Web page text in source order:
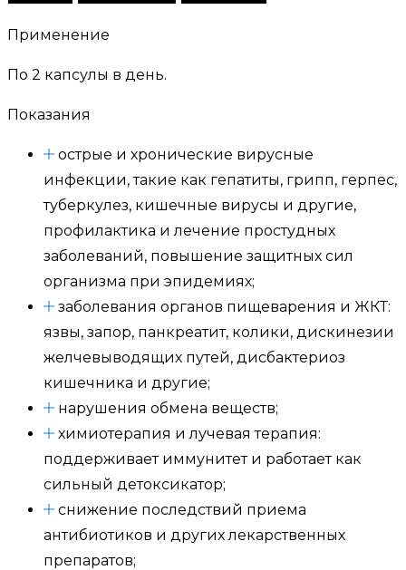
Применение
По 2 капсулы в день.
Показания
острые и хронические вирусные
инфекции, такие как гепатиты, грипп, герпес,
туберкулез, кишечные вирусы и другие,
профилактика и лечение простудных
заболеваний, повышение защитных сил
организма при эпидемиях;
заболевания органов пищеварения и ЖКТ:
язвы, запор, панкреатит, колики, дискинезии
желчевыводящих путей, дисбактериоз
кишечника и другие;
нарушения обмена веществ;
химиотерапия и лучевая терапия:
поддерживает иммунитет и работает как
сильный детоксикатор;
снижение последствий приема
антибиотиков и других лекарственных
препаратов;